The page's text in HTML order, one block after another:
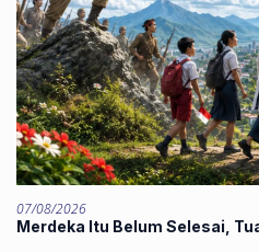
07/08/2026
Merdeka Itu Belum Selesai,